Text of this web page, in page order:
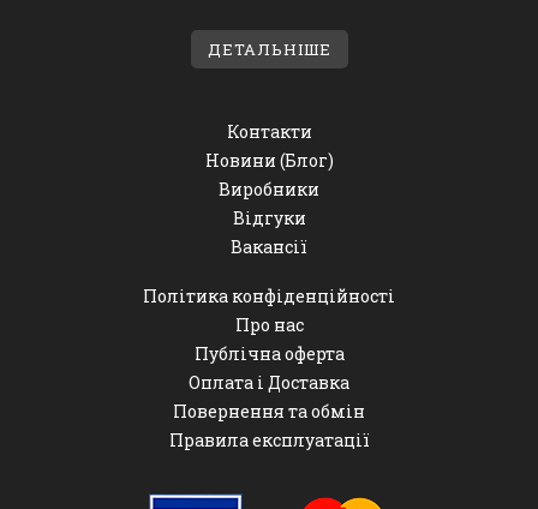
ДЕТАЛЬНІШЕ
Контакти
Новини (Блог)
Виробники
Відгуки
Вакансії
Політика конфіденційності
Про нас
Публічна оферта
Оплата і Доставка
Повернення та обмін
Правила експлуатації